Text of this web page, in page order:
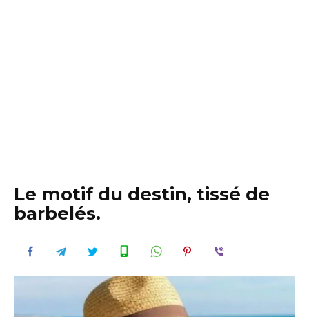
Le motif du destin, tissé de
barbelés.